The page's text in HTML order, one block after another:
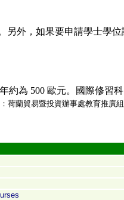
另外，如果要申請學士學
約為 500 歐元。國際修習
荷蘭貿易暨投資辦事處教育推廣組